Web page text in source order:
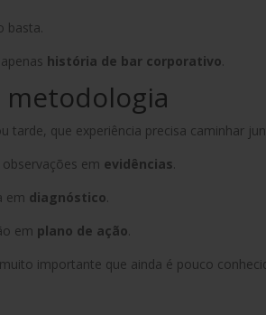
basta.
história de bar corporativo.
tarde, que experiência precisa caminhar
em evidências.
em diagnóstico.
em plano de ação.
importante que ainda é pouco